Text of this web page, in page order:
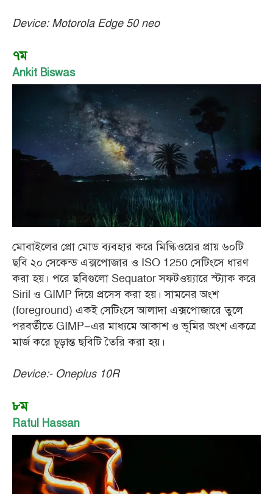
Device: Motorola Edge 50 neo
৭ম
Ankit Biswas
মোবাইলের প্রো মোড ব্যবহার করে মিল্কিওয়ের প্রায় ৬০টি
ছবি ২০ সেকেন্ড এক্সপোজার ও ISO 1250 সেটিংসে ধারণ
করা হয়। পরে ছবিগুলো Sequator সফটওয়্যারে স্ট্যাক করে
Siril ও GIMP দিয়ে প্রসেস করা হয়। সামনের অংশ
(foreground) একই সেটিংসে আলাদা এক্সপোজারে তুলে
পরবর্তীতে GIMP–এর মাধ্যমে আকাশ ও ভূমির অংশ একত্রে
মার্জ করে চূড়ান্ত ছবিটি তৈরি করা হয়।
Device:- Oneplus 10R
৮ম
Ratul Hassan